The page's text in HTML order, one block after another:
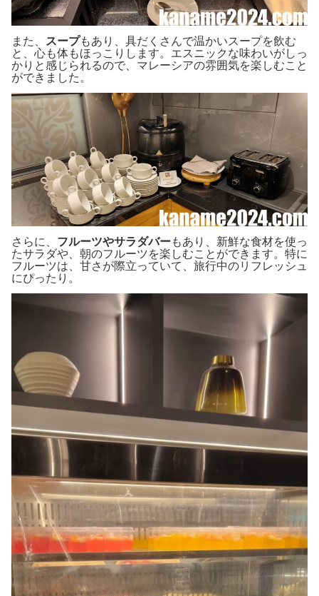
また、 スープもあり、具だくさんで温かいスープを飲む
と、心も体もほっこりします。エスニックな味わいがしっ
かりと感じられるので、マレーシアの雰囲気を楽しむこと
ができました。
さらに、 フルーツやサラダバーもあり、新鮮な食材を使っ
たサラダや、朝のフルーツを楽しむことができます。特に
フルーツは、甘さが際立っていて、旅行中のリフレッシュ
にぴったり。